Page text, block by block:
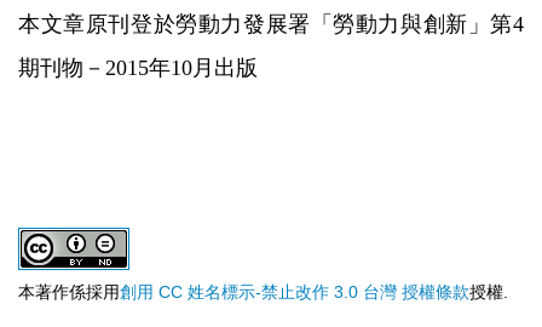
本文章原刊登於勞動力發展署「勞動力與創新」第4
期刊物－2015年10月出版
本著作係採用創用 CC 姓名標示-禁止改作 3.0 台灣 授權條款授權.